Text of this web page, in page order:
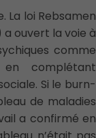
La loi Rebsamen
a ouvert la voie à
comme
en complétant
Si le burn-
de maladies
a confirmé en